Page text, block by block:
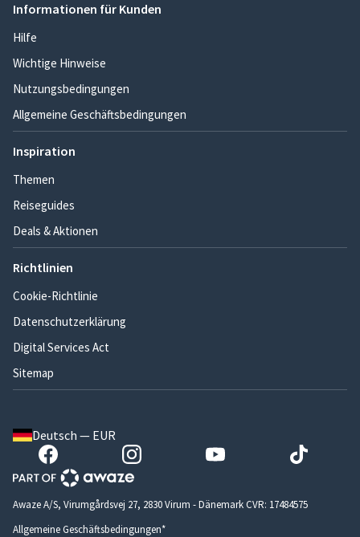
Informationen für Kunden
Hilfe
Wichtige Hinweise
Nutzungsbedingungen
Allgemeine Geschäftsbedingungen
Inspiration
Themen
Reiseguides
Deals & Aktionen
Richtlinien
Cookie-Richtlinie
Datenschutzerklärung
Digital Services Act
Sitemap
Deutsch — EUR
Awaze A/S, Virumgårdsvej 27, 2830 Virum - Dänemark CVR: 17484575
Allgemeine Geschäftsbedingungen*